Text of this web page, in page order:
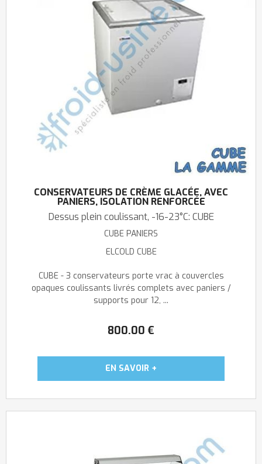
CONSERVATEURS DE CRÈME GLACÉE, AVEC
PANIERS, ISOLATION RENFORCÉE
Dessus plein coulissant, -16-23°C: CUBE
CUBE PANIERS
ELCOLD CUBE
800.00 €
CUBE - 3 conservateurs porte vrac à couvercles
opaques coulissants livrés complets avec paniers /
supports pour 12, ...